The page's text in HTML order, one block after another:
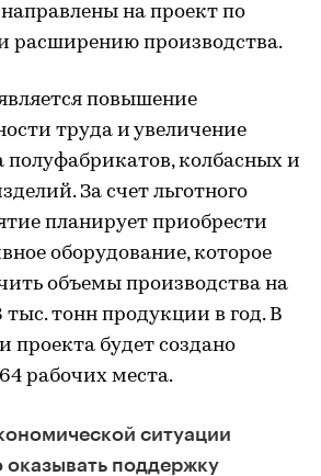
на проект по
расширению производства.
повышение
труда и увеличение
полуфабрикатов, колбасных и
За счет льготного
планирует приобрести
оборудование, которое
объемы производства на
тонн продукции в год. В
проекта будет создано
рабочих места.
ситуации
оказывать поддержку